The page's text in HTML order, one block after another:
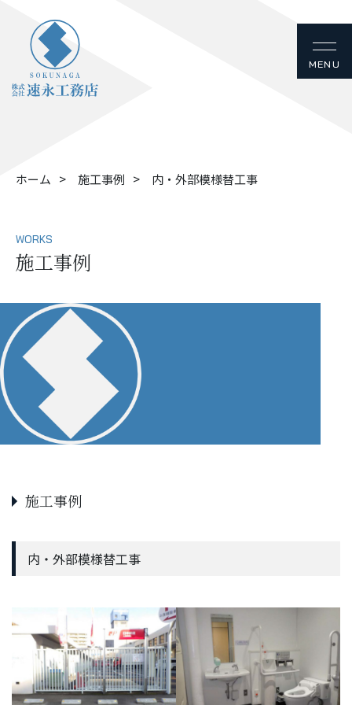
ホーム 施工事例 内・外部模様替工事
WORKS
施工事例
施工事例
内・外部模様替工事